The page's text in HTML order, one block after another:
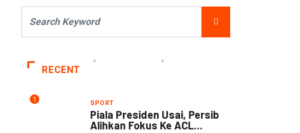
RECENT
1 SPORT
Piala Presiden Usai, Persib
Alihkan Fokus Ke ACL...